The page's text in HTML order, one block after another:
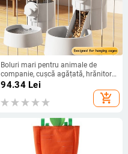
Boluri mari pentru animale de
companie, cușcă agățată, hrănitor
automat, sticla de apă pentru
animale de companie, recipient
pentru alimente, bol pentru cățeluș,
94.34Lei
add_shopping_cart